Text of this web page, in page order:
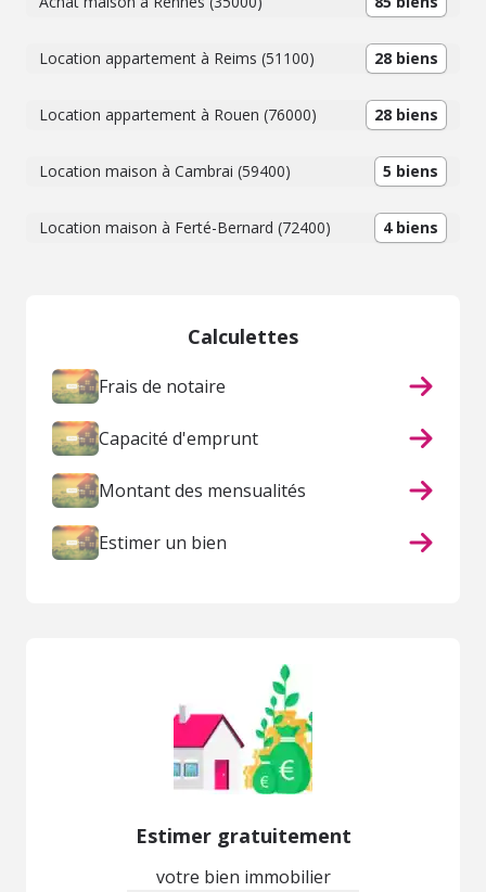
Location appartement à Reims (51100) 28 biens
Location appartement à Rouen (76000) 28 biens
Location maison à Cambrai (59400) 5 biens
Location maison à Ferté-Bernard (72400) 4 biens
Calculettes
Frais de notaire
Capacité d'emprunt
Montant des mensualités
Estimer un bien
Estimer gratuitement
votre bien immobilier